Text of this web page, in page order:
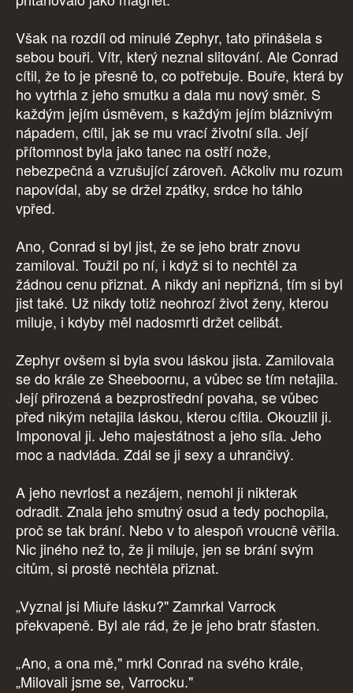
Však na rozdíl od minulé Zephyr, tato přinášela s
sebou bouři. Vítr, který neznal slitování. Ale Conrad
cítil, že to je přesně to, co potřebuje. Bouře, která by
ho vytrhla z jeho smutku a dala mu nový směr. S
každým jejím úsměvem, s každým jejím bláznivým
nápadem, cítil, jak se mu vrací životní síla. Její
přítomnost byla jako tanec na ostří nože,
nebezpečná a vzrušující zároveň. Ačkoliv mu rozum
napovídal, aby se držel zpátky, srdce ho táhlo
vpřed.
Ano, Conrad si byl jist, že se jeho bratr znovu
zamiloval. Toužil po ní, i když si to nechtěl za
žádnou cenu přiznat. A nikdy ani nepřizná, tím si byl
jist také. Už nikdy totiž neohrozí život ženy, kterou
miluje, i kdyby měl nadosmrti držet celibát.
Zephyr ovšem si byla svou láskou jista. Zamilovala
se do krále ze Sheeboornu, a vůbec se tím netajila.
Její přirozená a bezprostřední povaha, se vůbec
před nikým netajila láskou, kterou cítila. Okouzlil ji.
Imponoval ji. Jeho majestátnost a jeho síla. Jeho
moc a nadvláda. Zdál se ji sexy a uhrančivý.
A jeho nevrlost a nezájem, nemohl ji nikterak
odradit. Znala jeho smutný osud a tedy pochopila,
proč se tak brání. Nebo v to alespoň vroucně věřila.
Nic jiného než to, že ji miluje, jen se brání svým
citům, si prostě nechtěla přiznat.
„Vyznal jsi Miuře lásku?" Zamrkal Varrock
překvapeně. Byl ale rád, že je jeho bratr šťasten.
„Ano, a ona mě," mrkl Conrad na svého krále,
„Milovali jsme se, Varrocku."